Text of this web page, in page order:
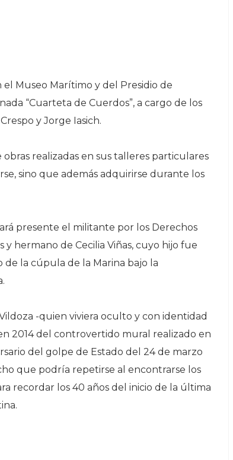
el Museo Marítimo y del Presidio de
“Cuarteta de Cuerdos”, a cargo de los
y Jorge Iasich.
realizadas en sus talleres particulares
sino que además adquirirse durante los
presente el militante por los Derechos
y hermano de Cecilia Viñas, cuyo hijo fue
la cúpula de la Marina bajo la
-quien viviera oculto y con identidad
2014 del controvertido mural realizado en
del golpe de Estado del 24 de marzo
que podría repetirse al encontrarse los
recordar los 40 años del inicio de la última